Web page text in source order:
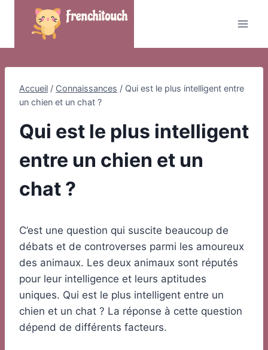
Accueil / Connaissances / Qui est le plus intelligent entre
un chien et un chat ?
Qui est le plus intelligent
entre un chien et un
chat ?
C’est une question qui suscite beaucoup de
débats et de controverses parmi les amoureux
des animaux. Les deux animaux sont réputés
pour leur intelligence et leurs aptitudes
uniques. Qui est le plus intelligent entre un
chien et un chat ? La réponse à cette question
dépend de différents facteurs.